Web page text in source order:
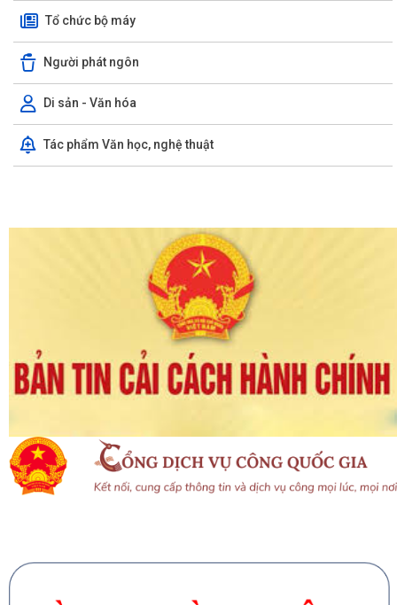
Tổ chức bộ máy
Người phát ngôn
Di sản - Văn hóa
Tác phẩm Văn học, nghệ thuật